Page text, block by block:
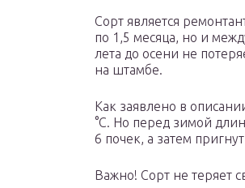
Сорт является
по 1,5 месяца, но и
лета до осени не
на штамбе.
Как заявлено в
°С. Но перед зимой
6 почек, а затем
Важно! Сорт не теряет